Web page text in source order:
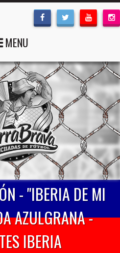
MENU
- "IBERIA DE MI
AZULGRANA -
IBERIA